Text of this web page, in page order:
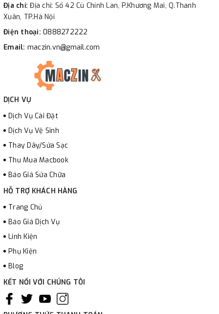
Địa chỉ:Địa chỉ: Số 42 Cù Chính Lan, P.Khương Mai, Q.Thanh
Xuân, TP.Hà Nội
Điện thoại: 0888272222
Email: maczin.vn@gmail.com
DỊCH VỤ
Dịch Vụ Cài Đặt
Dịch Vụ Vệ Sinh
Thay Dây/Sửa Sạc
Thu Mua Macbook
Báo Giá Sửa Chữa
HỖ TRỢ KHÁCH HÀNG
Trang Chủ
Báo Giá Dịch Vụ
Linh Kiện
Phụ Kiện
Blog
KẾT NỐI VỚI CHÚNG TÔI